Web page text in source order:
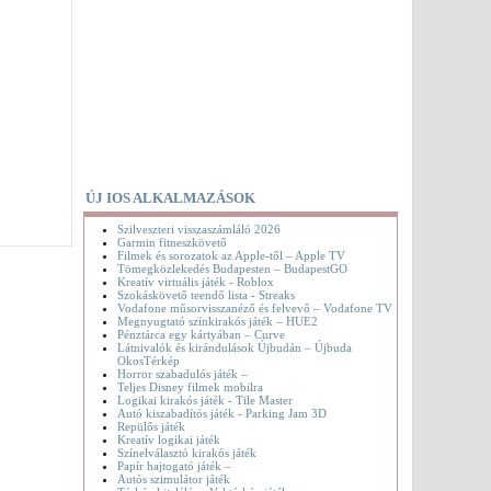
ÚJ IOS ALKALMAZÁSOK
Szilveszteri visszaszámláló 2026
Garmin fitneszkövető
Filmek és sorozatok az Apple-től – Apple TV
Tömegközlekedés Budapesten – BudapestGO
Kreatív virtuális játék - Roblox
Szokáskövető teendő lista - Streaks
Vodafone műsorvisszanéző és felvevő – Vodafone TV
Megnyugtató színkirakós játék – HUE2
Pénztárca egy kártyában – Curve
Látnivalók és kirándulások Újbudán – Újbuda
OkosTérkép
Horror szabadulós játék –
Teljes Disney filmek mobilra
Logikai kirakós játék - Tile Master
Autó kiszabadítós játék - Parking Jam 3D
Repülős játék
Kreatív logikai játék
Színelválasztó kirakós játék
Papír hajtogató játék –
Autós szimulátor játék